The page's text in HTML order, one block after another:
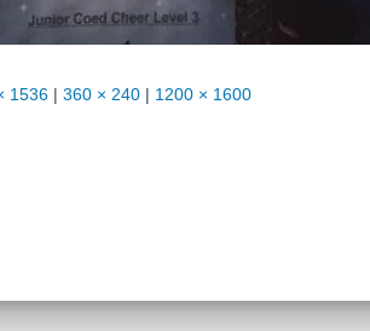
1536 | 360 × 240 | 1200 × 1600